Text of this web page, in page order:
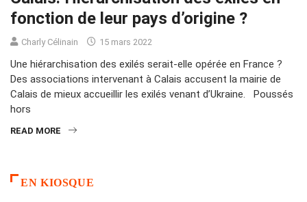
fonction de leur pays d’origine ?
Charly Célinain 15 mars 2022
Une hiérarchisation des exilés serait-elle opérée en France ?
Des associations intervenant à Calais accusent la mairie de
Calais de mieux accueillir les exilés venant d’Ukraine. Poussés
hors
READ MORE
EN KIOSQUE